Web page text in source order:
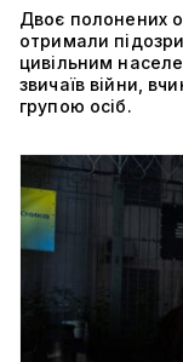
Двоє полонених
отримали
цивільним
звичаїв війни,
групою осіб.